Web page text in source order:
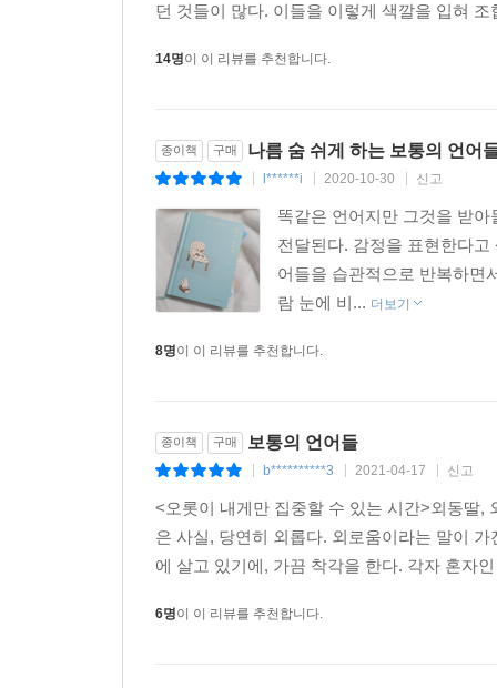
던 것들이 많다. 이들을 이렇게 색깔을 입혀
14명이 이 리뷰를 추천합니다.
종이책 구매 나름 숨 쉬게 하는 보통의 언어
l******i 2020-10-30 신고
똑같은 언어지만 그것을 받
전달된다. 감정을 표현한다
어들을 습관적으로 반복하면
람 눈에 비... 더보기
8명이 이 리뷰를 추천합니다.
종이책 구매 보통의 언어들
b**********3 2021-04-17 신고
<오롯이 내게만 집중할 수 있는 시간>외동딸,
은 사실, 당연히 외롭다. 외로움이라는 말이
에 살고 있기에, 가끔 착각을 한다. 각자 혼자
6명이 이 리뷰를 추천합니다.